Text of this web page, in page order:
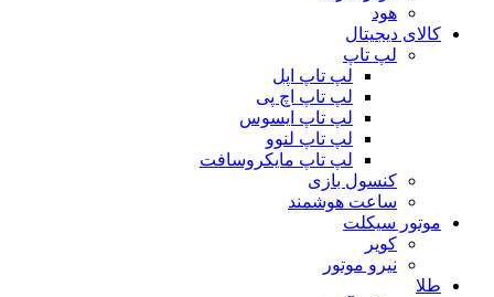
هود
کالای دیجیتال
لپ تاپ
لپ تاپ اپل
لپ تاپ اچ پی
لپ تاپ ایسوس
لپ تاپ لنوو
لپ تاپ مایکروسافت
کنسول بازی
ساعت هوشمند
موتور سیکلت
کویر
نیرو موتور
طلا